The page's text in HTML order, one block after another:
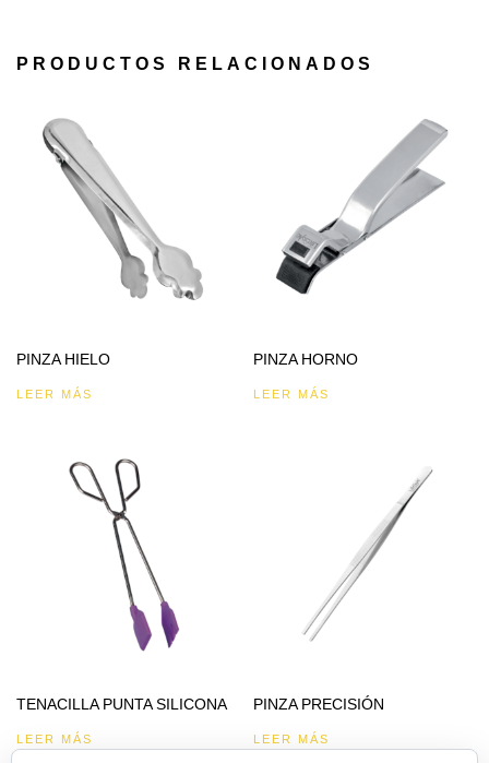
PRODUCTOS RELACIONADOS
PINZA HIELO
LEER MÁS
PINZA HORNO
LEER MÁS
TENACILLA PUNTA SILICONA
LEER MÁS
PINZA PRECISIÓN
LEER MÁS